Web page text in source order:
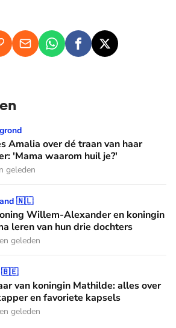
dé traan van haar moeder: 'Mama
Amalia over dé traan van haar
'Mama waarom huil je?'
geleden
Alexander en koningin Máxima leren
🇳🇱
Willem-Alexander en koningin
leren van hun drie dochters
geleden
Mathilde: alles over haar kapper en
🇧🇪
van koningin Mathilde: alles over
en favoriete kapsels
geleden